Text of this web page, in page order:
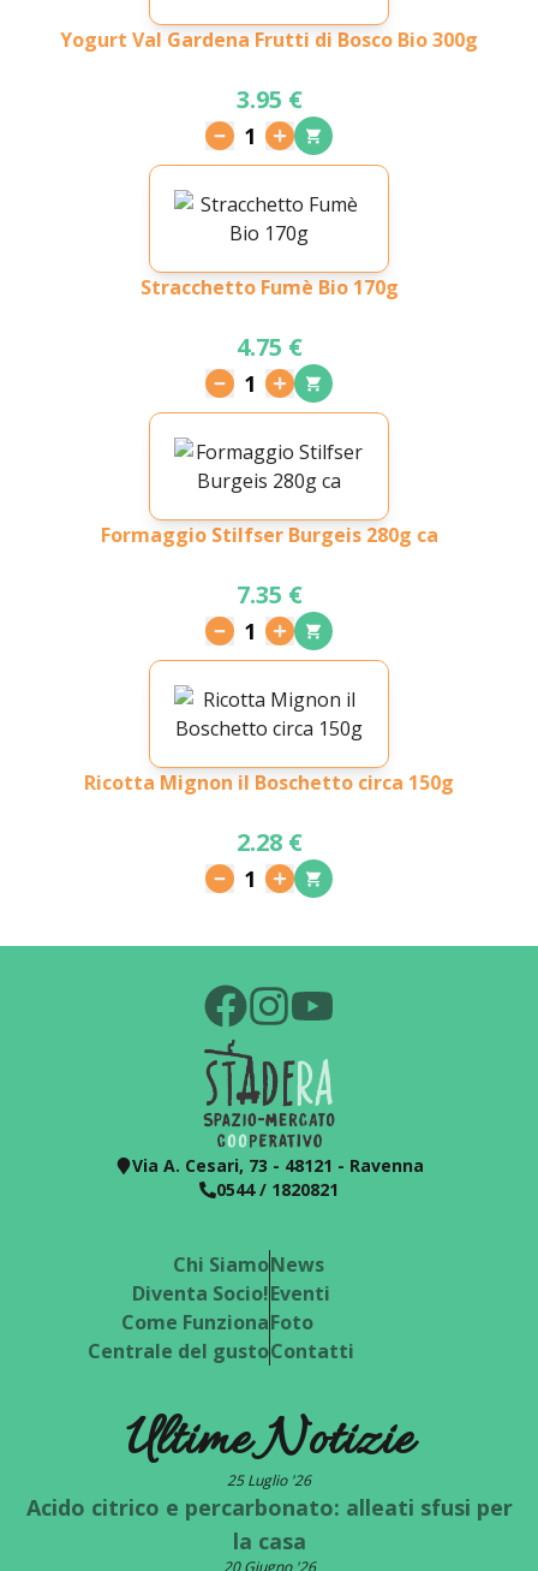
Yogurt Val Gardena Frutti di Bosco Bio 300g
3.95 €
1
Stracchetto Fumè Bio 170g
4.75 €
1
Formaggio Stilfser Burgeis 280g ca
7.35 €
1
Ricotta Mignon il Boschetto circa 150g
2.28 €
1
Via A. Cesari, 73 - 48121 - Ravenna
0544 / 1820821
Chi Siamo
Diventa Socio!
Come Funziona
Centrale del gusto
News
Eventi
Foto
Contatti
Ultime Notizie
25 Luglio '26
Acido citrico e percarbonato: alleati sfusi per
la casa
20 Giugno '26